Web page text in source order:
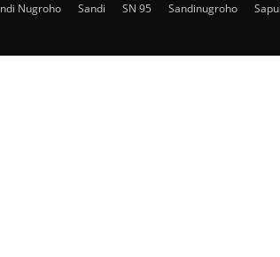
Nugroho Sandi SN 95 Sandinugroho